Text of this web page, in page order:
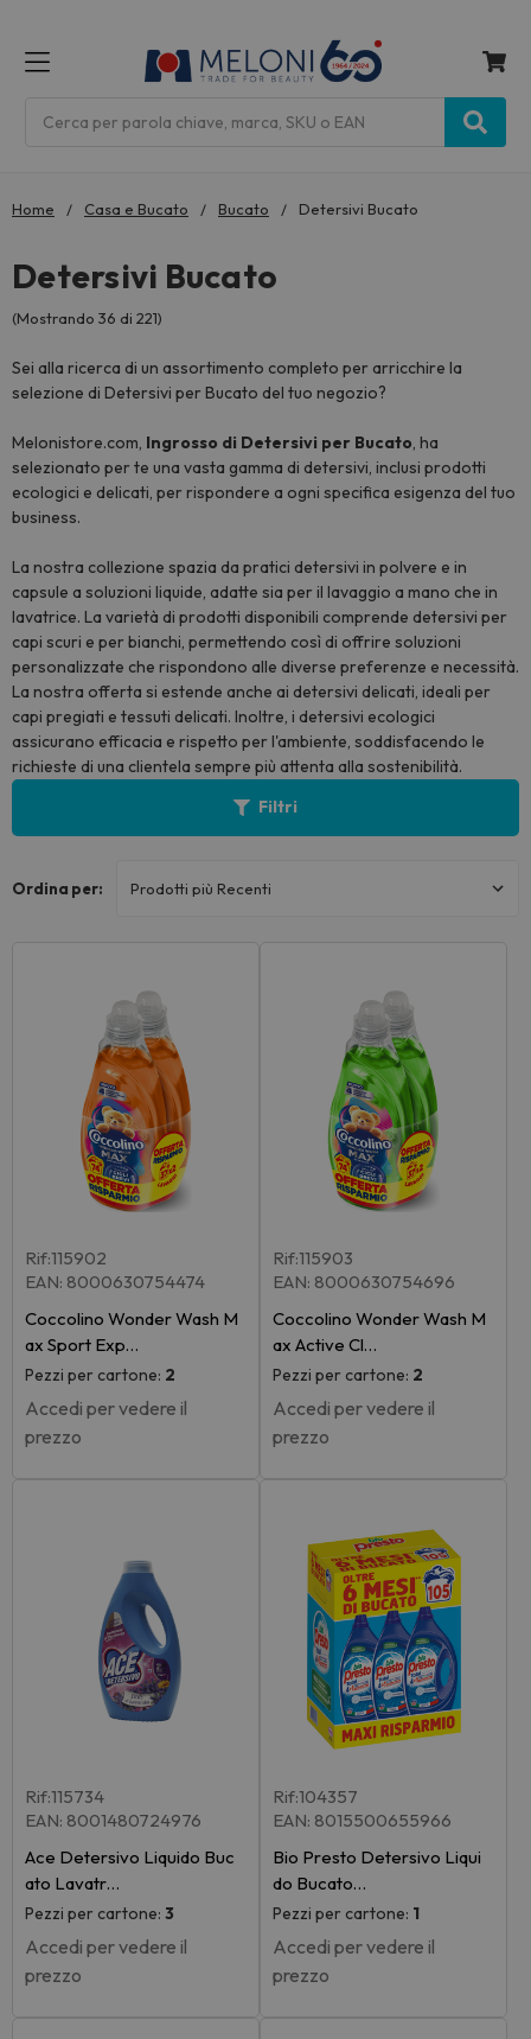
Home Casa e Bucato Bucato Detersivi Bucato
Detersivi Bucato
(Mostrando 36 di 221)
Sei alla ricerca di un assortimento completo per arricchire la
selezione di Detersivi per Bucato del tuo negozio?
Melonistore.com, Ingrosso di Detersivi per Bucato, ha
selezionato per te una vasta gamma di detersivi, inclusi prodotti
ecologici e delicati, per rispondere a ogni specifica esigenza del tuo
business.
La nostra collezione spazia da pratici detersivi in polvere e in
capsule a soluzioni liquide, adatte sia per il lavaggio a mano che in
lavatrice. La varietà di prodotti disponibili comprende detersivi per
capi scuri e per bianchi, permettendo così di offrire soluzioni
personalizzate che rispondono alle diverse preferenze e necessità.
La nostra offerta si estende anche ai detersivi delicati, ideali per
capi pregiati e tessuti delicati. Inoltre, i detersivi ecologici
assicurano efficacia e rispetto per l'ambiente, soddisfacendo le
richieste di una clientela sempre più attenta alla sostenibilità.
Filtri
Ordina per:
Rif:115902
EAN: 8000630754474
Coccolino Wonder Wash M
ax Sport Exp…
Pezzi per cartone: 2
Accedi per vedere il
prezzo
Rif:115903
EAN: 8000630754696
Coccolino Wonder Wash M
ax Active Cl…
Pezzi per cartone: 2
Accedi per vedere il
prezzo
Rif:115734
EAN: 8001480724976
Ace Detersivo Liquido Buc
ato Lavatr…
Pezzi per cartone: 3
Accedi per vedere il
prezzo
Rif:104357
EAN: 8015500655966
Bio Presto Detersivo Liqui
do Bucato…
Pezzi per cartone: 1
Accedi per vedere il
prezzo